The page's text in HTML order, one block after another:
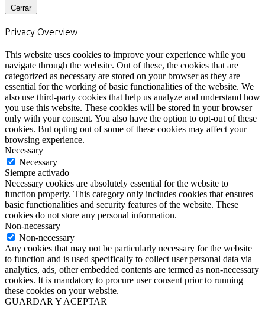
Cerrar
Privacy Overview
This website uses cookies to improve your experience while you
navigate through the website. Out of these, the cookies that are
categorized as necessary are stored on your browser as they are
essential for the working of basic functionalities of the website. We
also use third-party cookies that help us analyze and understand how
you use this website. These cookies will be stored in your browser
only with your consent. You also have the option to opt-out of these
cookies. But opting out of some of these cookies may affect your
browsing experience.
Necessary
Necessary
Siempre activado
Necessary cookies are absolutely essential for the website to
function properly. This category only includes cookies that ensures
basic functionalities and security features of the website. These
cookies do not store any personal information.
Non-necessary
Non-necessary
Any cookies that may not be particularly necessary for the website
to function and is used specifically to collect user personal data via
analytics, ads, other embedded contents are termed as non-necessary
cookies. It is mandatory to procure user consent prior to running
these cookies on your website.
GUARDAR Y ACEPTAR